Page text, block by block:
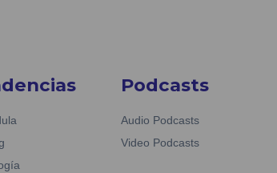
Podcasts
Audio Podcasts
Video Podcasts